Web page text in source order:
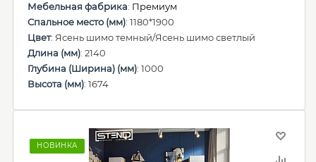
Мебельная фабрика: Премиум
Спальное место (мм): 1180*1900
Цвет: Ясень шимо темный/Ясень шимо светлый
Длина (мм): 2140
Глубина (Ширина) (мм): 1000
Высота (мм): 1674
НОВИНКА